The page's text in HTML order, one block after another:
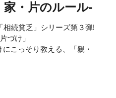
・片のルール-
相続貧乏」シリーズ第３弾!
づけ」
こっそり教える、「親・